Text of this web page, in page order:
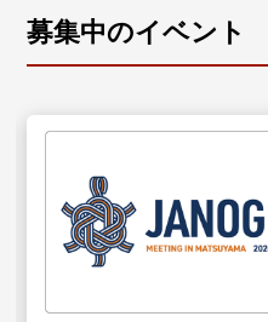
募集中のイベント